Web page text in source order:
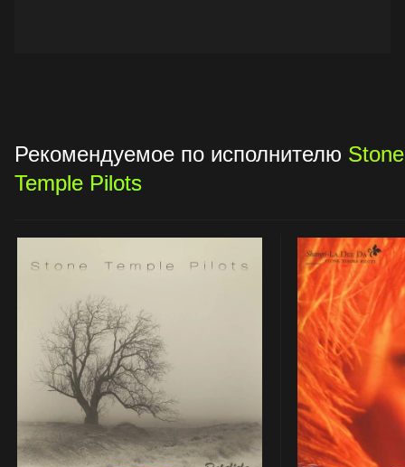
Рекомендуемое по исполнителю Stone
Temple Pilots